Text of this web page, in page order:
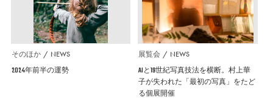
そのほか NEWS
2024年前半の運勢
展覧会 NEWS
AIと19世紀写真技法を横断。村上華
子が失われた「最初の写真」をたど
る個展開催